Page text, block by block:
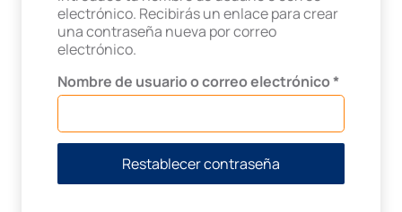
electrónico. Recibirás un enlace para crear
una contraseña nueva por correo
electrónico.
Nombre de usuario o correo electrónico*
Restablecer contraseña